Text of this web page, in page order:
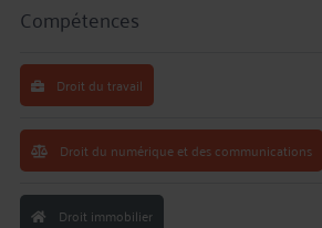
Compétences
Droit du travail
Droit du numérique et des communications
Droit immobilier